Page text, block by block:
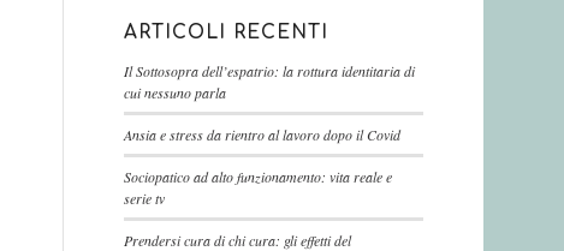
ARTICOLI RECENTI
Il Sottosopra dell’espatrio: la rottura identitaria di
cui nessuno parla
Ansia e stress da rientro al lavoro dopo il Covid
Sociopatico ad alto funzionamento: vita reale e
serie tv
Prendersi cura di chi cura: gli effetti del